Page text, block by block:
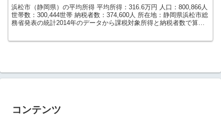
浜松市（静岡県）の平均所得 平均所得：316.6万円 人口：800,866人
世帯数：300,444世帯 納税者数：374,600人 所在地：静岡県浜松市総
務省発表の統計2014年のデータから課税対象所得と納税者数で算出
コンテンツ